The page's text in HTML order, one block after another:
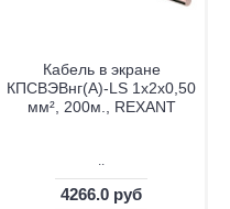
Кабель в экране
КПСВЭВнг(А)-LS 1х2х0,50
мм², 200м., REXANT
4266.0 руб